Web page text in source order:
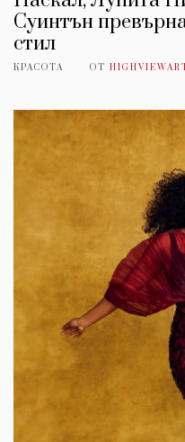
Суинтън
стил
КРАСОТА ОТ